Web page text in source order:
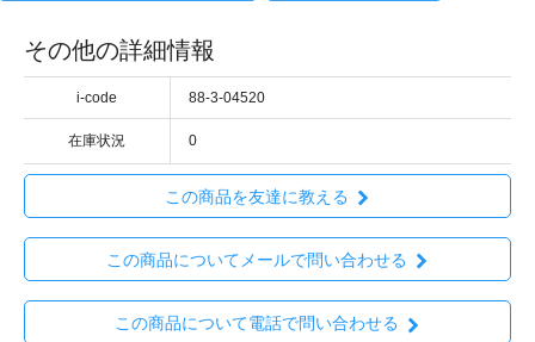
その他の詳細情報
i-code 88-3-04520
在庫状況 0
この商品を友達に教える
この商品についてメールで問い合わせる
この商品について電話で問い合わせる